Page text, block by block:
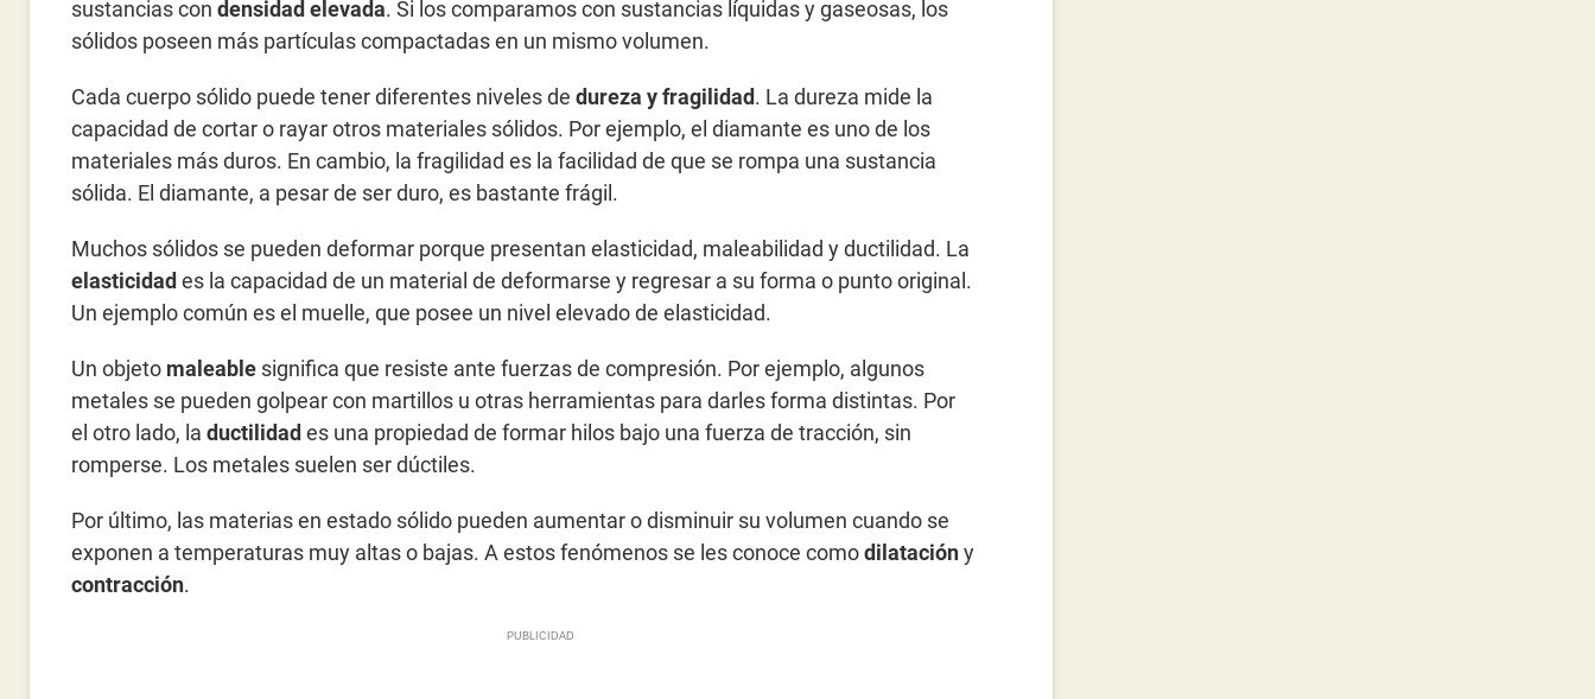
sustancias con densidad elevada. Si los comparamos con sustancias líquidas y gaseosas, los
sólidos poseen más partículas compactadas en un mismo volumen.
Cada cuerpo sólido puede tener diferentes niveles de dureza y fragilidad. La dureza mide la
capacidad de cortar o rayar otros materiales sólidos. Por ejemplo, el diamante es uno de los
materiales más duros. En cambio, la fragilidad es la facilidad de que se rompa una sustancia
sólida. El diamante, a pesar de ser duro, es bastante frágil.
Muchos sólidos se pueden deformar porque presentan elasticidad, maleabilidad y ductilidad. La
elasticidades la capacidad de un material de deformarse y regresar a su forma o punto original.
Un ejemplo común es el muelle, que posee un nivel elevado de elasticidad.
Un objeto maleable significa que resiste ante fuerzas de compresión. Por ejemplo, algunos
metales se pueden golpear con martillos u otras herramientas para darles forma distintas. Por
el otro lado, la ductilidades una propiedad de formar hilos bajo una fuerza de tracción, sin
romperse. Los metales suelen ser dúctiles.
Por último, las materias en estado sólido pueden aumentar o disminuir su volumen cuando se
exponen a temperaturas muy altas o bajas. A estos fenómenos se les conoce comodilatacióny
contracción.